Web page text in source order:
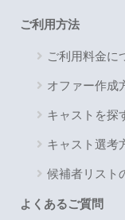
ご利用方法
ご利用料金に
オファー作成
キャストを探
キャスト選考
候補者リスト
よくあるご質問